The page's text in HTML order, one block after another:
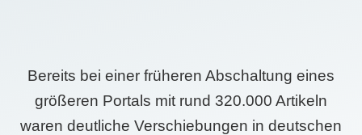
Bereits bei einer früheren Abschaltung eines
größeren Portals mit rund 320.000 Artikeln
waren deutliche Verschiebungen in deutschen